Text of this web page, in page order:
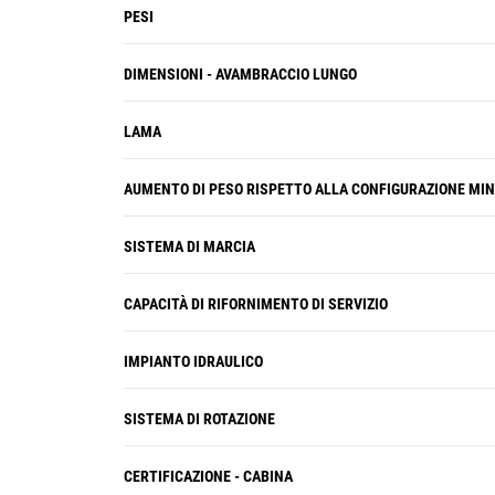
PESI
DIMENSIONI - AVAMBRACCIO LUNGO
LAMA
AUMENTO DI PESO RISPETTO ALLA CONFIGURAZIONE
SISTEMA DI MARCIA
CAPACITÀ DI RIFORNIMENTO DI SERVIZIO
IMPIANTO IDRAULICO
SISTEMA DI ROTAZIONE
CERTIFICAZIONE - CABINA